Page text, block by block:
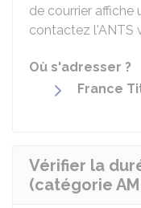
de courrier affiche
contactez l'ANTS
Où s'adresser ?
France
Vérifier la
(catégorie